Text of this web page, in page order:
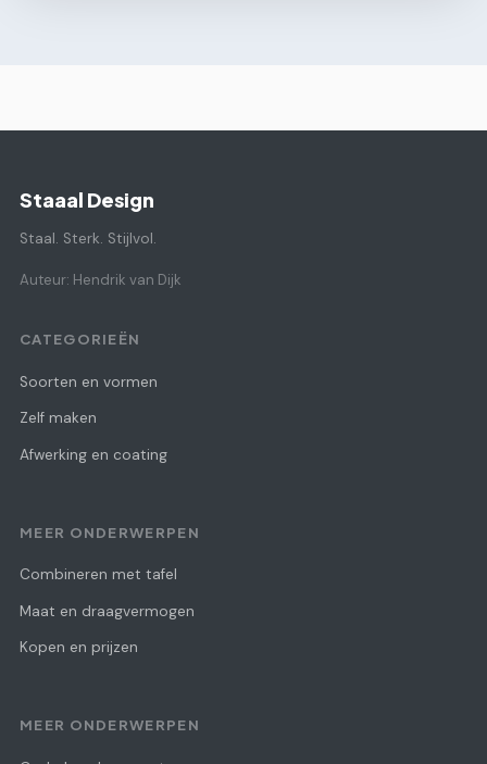
Staaal Design
Staal. Sterk. Stijlvol.
Auteur: Hendrik van Dijk
CATEGORIEËN
Soorten en vormen
Zelf maken
Afwerking en coating
MEER ONDERWERPEN
Combineren met tafel
Maat en draagvermogen
Kopen en prijzen
MEER ONDERWERPEN